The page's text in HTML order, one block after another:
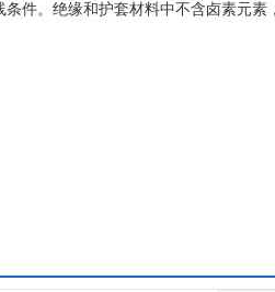
件。绝缘和护套材料中不含卤素元